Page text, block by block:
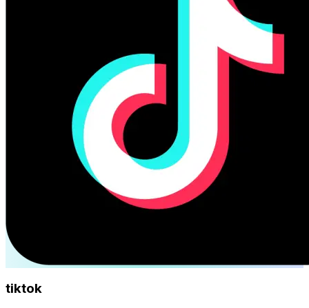
tiktok